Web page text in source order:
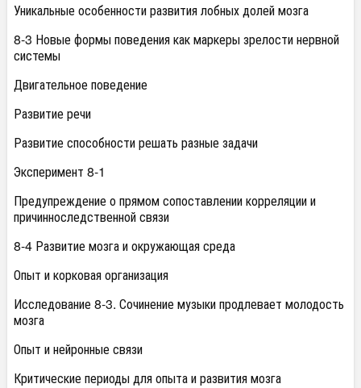
Уникальные особенности развития лобных долей мозга
8-3 Новые формы поведения как маркеры зрелости нервной
системы
Двигательное поведение
Развитие речи
Развитие способности решать разные задачи
Эксперимент 8-1
Предупреждение о прямом сопоставлении корреляции и
причинноследственной связи
8-4 Развитие мозга и окружающая среда
Опыт и корковая организация
Исследование 8-3. Сочинение музыки продлевает молодость
мозга
Опыт и нейронные связи
Критические периоды для опыта и развития мозга